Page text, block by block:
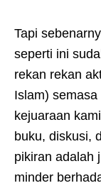
Tapi
seperti ini
rekan rekan
Islam)
kejuaraan
buku, diskusi,
pikiran adalah
minder